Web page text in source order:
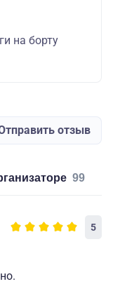
на борту
отзыв
99
5